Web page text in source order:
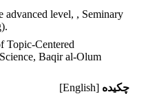
advanced level, , Seminary
Topic-Centered
Baqir al-Olum
چکیده [English]